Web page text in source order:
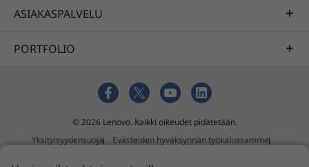
ASIAKASPALVELU
PORTFOLIO
© 2026 Lenovo. Kaikki oikeudet pidätetään.
Yksityisyydensuoja
Evästeiden hyväksynnän työkalussamme